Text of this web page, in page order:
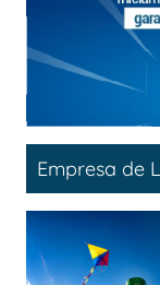
Empresa de